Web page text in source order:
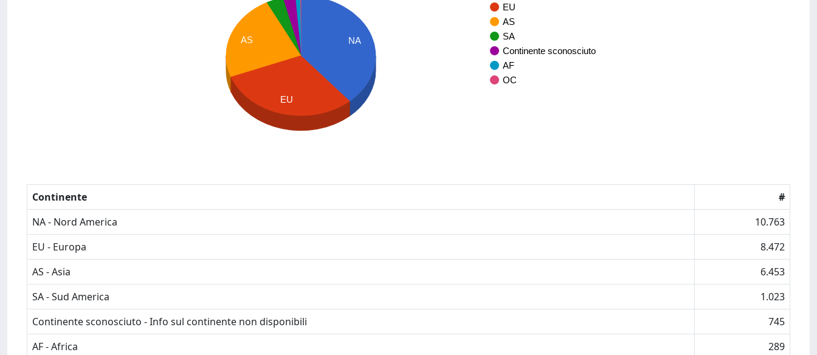
EU
AS
SA
Continente sconosciuto
AF
OC
NA
AS
EU
Continente
#
NA - Nord America
10.763
EU - Europa
8.472
AS - Asia
6.453
SA - Sud America
1.023
Continente sconosciuto - Info sul continente non disponibili
745
AF - Africa
289